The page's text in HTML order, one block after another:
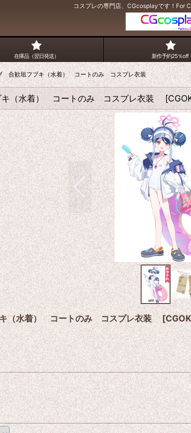
コスプレの専門店、CGcosplayです！For
在庫品（翌日発送） 新作予約25％off
合歓垣フブキ（水着） コートのみ コスプレ衣装
キ（水着） コートのみ コスプレ衣装 [
（水着） コートのみ コスプレ衣装[